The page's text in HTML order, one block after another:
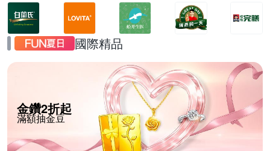
國際精品
金鑽2折起
滿額抽金豆